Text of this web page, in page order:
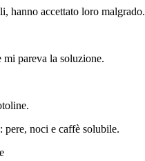
accettato loro
pareva la soluzione.
pere, noci e caffè solubile.